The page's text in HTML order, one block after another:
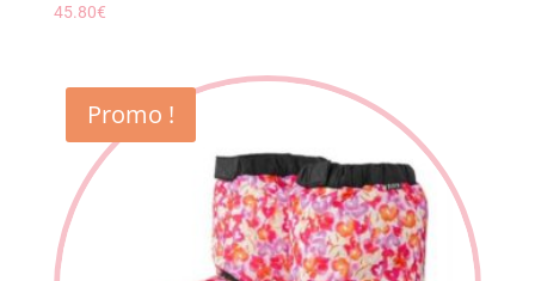
45.80€
Promo !